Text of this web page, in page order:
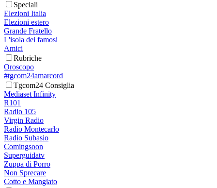
Speciali
Elezioni Italia
Elezioni estero
Grande Fratello
L'isola dei famosi
Amici
Rubriche
Oroscopo
#tgcom24amarcord
Tgcom24 Consiglia
Mediaset Infinity
R101
Radio 105
Virgin Radio
Radio Montecarlo
Radio Subasio
Comingsoon
Superguidatv
Zuppa di Porro
Non Sprecare
Cotto e Mangiato